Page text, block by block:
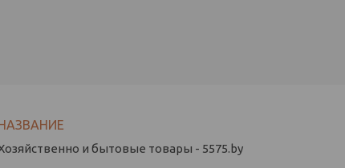
и бытовые товары - 5575.by